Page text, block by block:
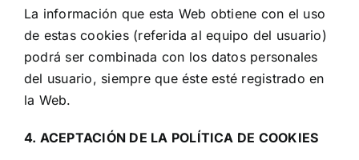
La información que esta Web obtiene con el uso
de estas cookies (referida al equipo del usuario)
podrá ser combinada con los datos personales
del usuario, siempre que éste esté registrado en
la Web.
4. ACEPTACIÓN DE LA POLÍTICA DE COOKIES